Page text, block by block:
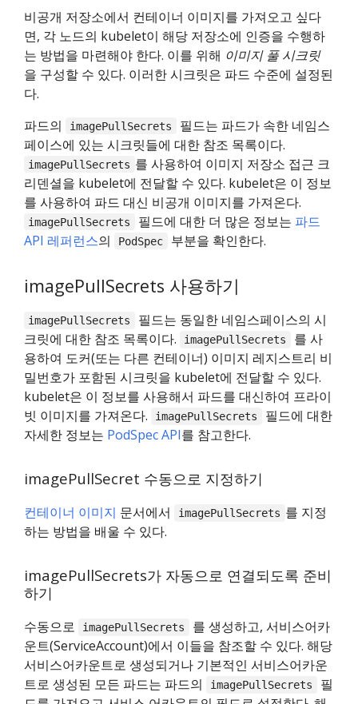
비공개 저장소에서 컨테이너 이미지를 가져오고 싶다
면, 각 노드의 kubelet이 해당 저장소에 인증을 수행하
는 방법을 마련해야 한다. 이를 위해 이미지 풀 시크릿
을 구성할 수 있다. 이러한 시크릿은 파드 수준에 설정된
다.
파드의
imagePullSecrets
필드는 파드가 속한 네임스
페이스에 있는 시크릿들에 대한 참조 목록이다.
imagePullSecrets 를 사용하여 이미지 저장소 접근 크
리덴셜을 kubelet에 전달할 수 있다. kubelet은 이 정보
를 사용하여 파드 대신 비공개 이미지를 가져온다.
imagePullSecrets 필드에 대한 더 많은 정보는 파드
API 레퍼런스의 PodSpec 부분을 확인한다.
imagePullSecrets 사용하기
imagePullSecrets
필드는 동일한 네임스페이스의 시
크릿에 대한 참조 목록이다.
imagePullSecrets
를 사
용하여 도커(또는 다른 컨테이너) 이미지 레지스트리 비
밀번호가 포함된 시크릿을 kubelet에 전달할 수 있다.
kubelet은 이 정보를 사용해서 파드를 대신하여 프라이
빗 이미지를 가져온다.
imagePullSecrets
필드에 대한
자세한 정보는 PodSpec API를 참고한다.
imagePullSecret 수동으로 지정하기
컨테이너 이미지 문서에서 imagePullSecrets 를 지정
하는 방법을 배울 수 있다.
imagePullSecrets가 자동으로 연결되도록 준비
하기
수동으로 imagePullSecrets
를 생성하고, 서비스어카
운트(ServiceAccount)에서 이들을 참조할 수 있다. 해당
서비스어카운트로 생성되거나 기본적인 서비스어카운
트로 생성된 모든 파드는 파드의
imagePullSecrets
필